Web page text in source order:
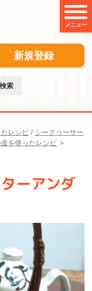
メニュー
新規登録
検索
レシピ / シークヮーサー
を使ったレシピ
ーアンダ